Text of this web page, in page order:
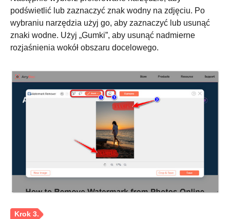
Krok 1.
podświetlić lub zaznaczyć znak wodny na zdjęciu. Po
wybraniu narzędzia użyj go, aby zaznaczyć lub usunąć
znaki wodne. Użyj „Gumki”, aby usunąć nadmierne
rozjaśnienia wokół obszaru docelowego.